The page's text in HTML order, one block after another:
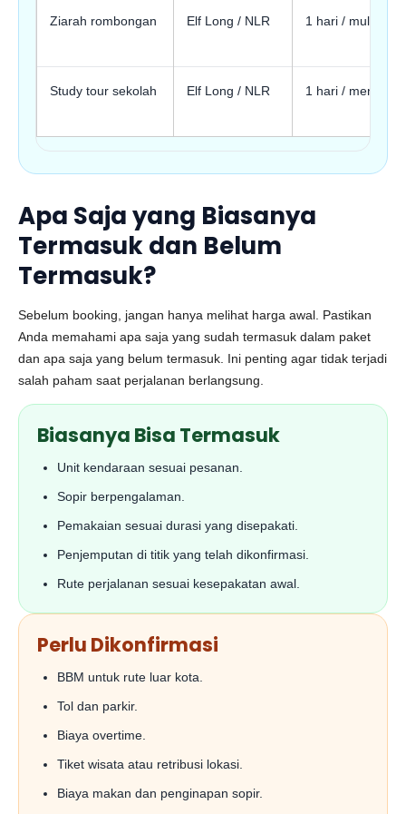
Ziarah rombongan Elf Long / NLR 1 hari / multi-kota
Study tour sekolah Elf Long / NLR 1 hari / menginap
Apa Saja yang Biasanya
Termasuk dan Belum
Termasuk?
Sebelum booking, jangan hanya melihat harga awal. Pastikan
Anda memahami apa saja yang sudah termasuk dalam paket
dan apa saja yang belum termasuk. Ini penting agar tidak terjadi
salah paham saat perjalanan berlangsung.
Biasanya Bisa Termasuk
Unit kendaraan sesuai pesanan.
Sopir berpengalaman.
Pemakaian sesuai durasi yang disepakati.
Penjemputan di titik yang telah dikonfirmasi.
Rute perjalanan sesuai kesepakatan awal.
Perlu Dikonfirmasi
BBM untuk rute luar kota.
Tol dan parkir.
Biaya overtime.
Tiket wisata atau retribusi lokasi.
Biaya makan dan penginapan sopir.